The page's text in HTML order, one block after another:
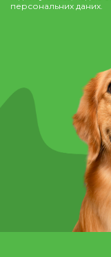
персональних даних.